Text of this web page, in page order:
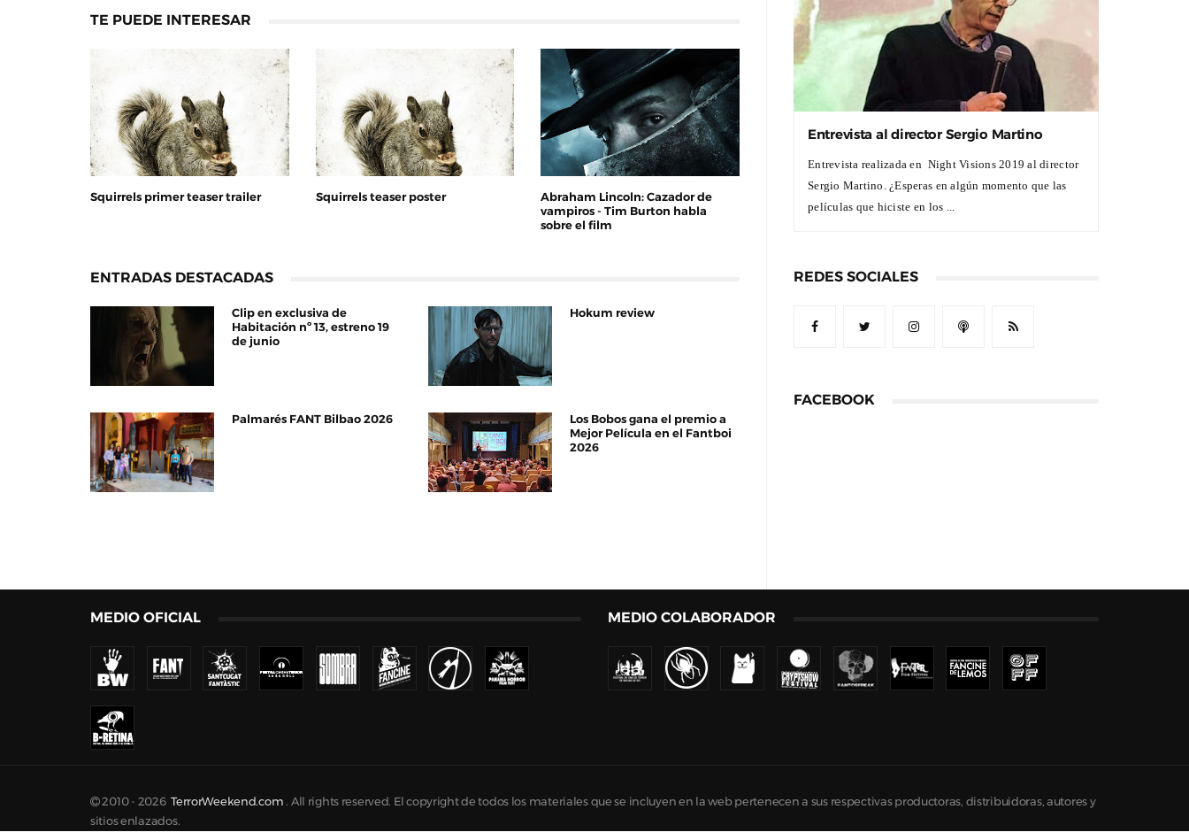
TE PUEDE INTERESAR
Squirrels primer teaser trailer Squirrels teaser poster
Abraham Lincoln: Cazador de
vampiros - Tim Burton habla
sobre el film
ENTRADAS DESTACADAS
Clip en exclusiva de
Habitación nº 13, estreno 19
de junio
Hokum review
Palmarés FANT Bilbao 2026
Los Bobos gana el premio a
Mejor Película en el Fantboi
2026
Entrevista al director Sergio Martino
Entrevista realizada en Night Visions 2019 al director
Sergio Martino. ¿Esperas en algún momento que las
películas que hiciste en los ...
REDES SOCIALES
FACEBOOK
MEDIO OFICIAL MEDIO COLABORADOR
2010 - 2026 TerrorWeekend.com . All rights reserved. El copyright de todos los materiales que se incluyen en la web pertenecen a sus respectivas productoras, distribuidoras, autores y
sitios enlazados.